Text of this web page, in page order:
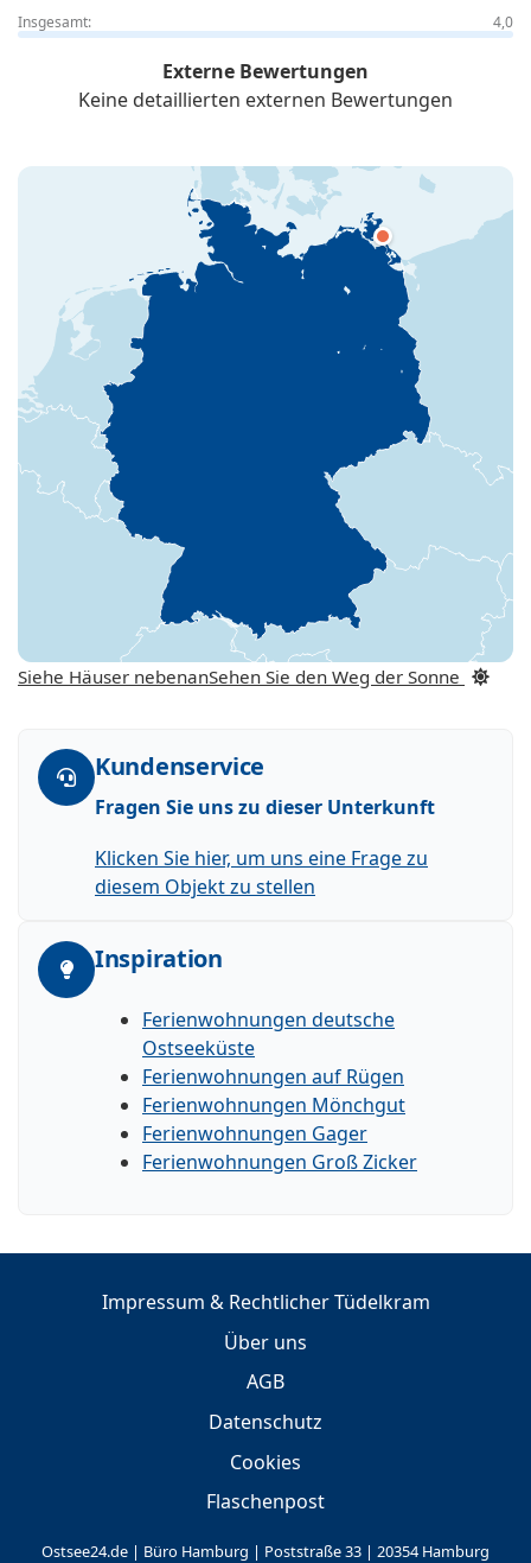
Insgesamt: 4,0
Externe Bewertungen
Keine detaillierten externen Bewertungen
Siehe Häuser nebenanSehen Sie den Weg der Sonne
Kundenservice
Fragen Sie uns zu dieser Unterkunft
Klicken Sie hier, um uns eine Frage zu
diesem Objekt zu stellen
Inspiration
Ferienwohnungen deutsche
Ostseeküste
Ferienwohnungen auf Rügen
Ferienwohnungen Mönchgut
Ferienwohnungen Gager
Ferienwohnungen Groß Zicker
Impressum & Rechtlicher Tüdelkram
Über uns
AGB
Datenschutz
Cookies
Flaschenpost
Ostsee24.de | Büro Hamburg | Poststraße 33 | 20354 Hamburg